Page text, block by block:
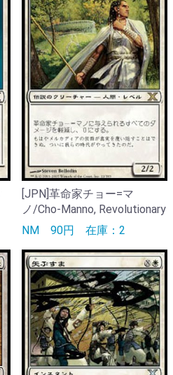
[JPN]革命家チョー=マ
ノ/Cho-Manno, Revolutionary
NM 90円 在庫：2